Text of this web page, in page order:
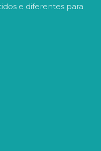
e diferentes para